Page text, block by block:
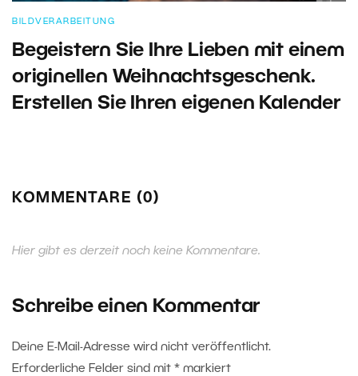
BILDVERARBEITUNG
Begeistern Sie Ihre Lieben mit einem
originellen Weihnachtsgeschenk.
Erstellen Sie Ihren eigenen Kalender
KOMMENTARE (0)
Hier gibt es derzeit noch keine Kommentare.
Schreibe einen Kommentar
Deine E-Mail-Adresse wird nicht veröffentlicht.
Erforderliche Felder sind mit * markiert